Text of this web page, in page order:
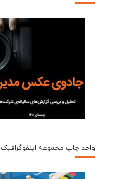
واحد چاپ مجموعه اینفوگرافیک